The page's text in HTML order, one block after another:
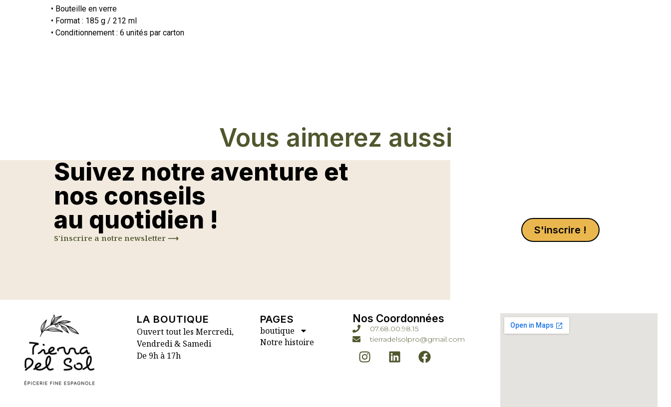
• Bouteille en verre
• Format : 185 g / 212 ml
• Conditionnement : 6 unités par carton
Vous aimerez aussi
Suivez notre aventure et
nos conseils
au quotidien !
S'inscrire a notre newsletter ⟶
S'inscrire !
LA BOUTIQUE
Ouvert tout les Mercredi,
Vendredi & Samedi
De 9h à 17h
PAGES
boutique
Notre histoire
Nos Coordonnées
07.68.00.98.15
tierradelsolpro@gmail.com